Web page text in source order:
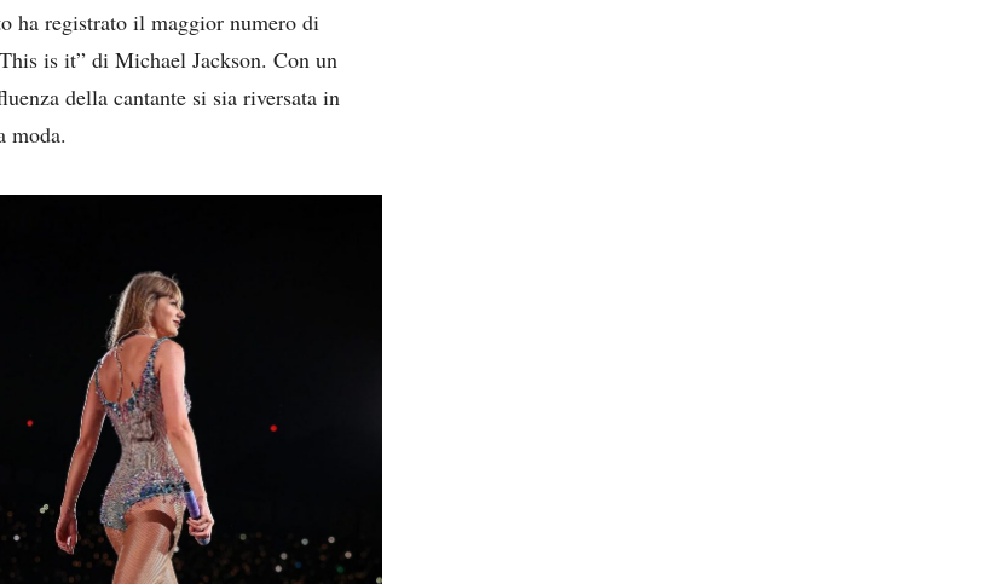
ha registrato il maggior numero di
is it” di Michael Jackson. Con un
della cantante si sia riversata in
moda.